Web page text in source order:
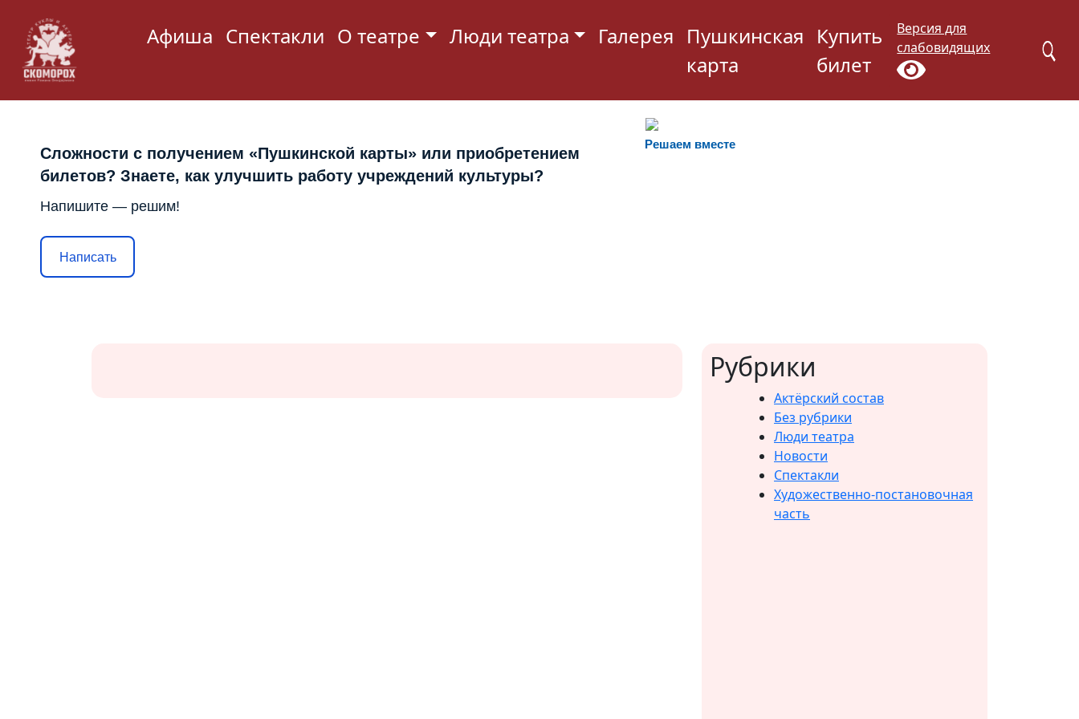
Афиша Спектакли О театре Люди театра Галерея Пушкинская
карта
Купить
билет
Версия для
слабовидящих
Решаем вместе
Сложности с получением «Пушкинской карты» или приобретением
билетов? Знаете, как улучшить работу учреждений культуры?
Напишите — решим!
Написать
Рубрики
Актёрский состав
Без рубрики
Люди театра
Новости
Спектакли
Художественно-постановочная
часть